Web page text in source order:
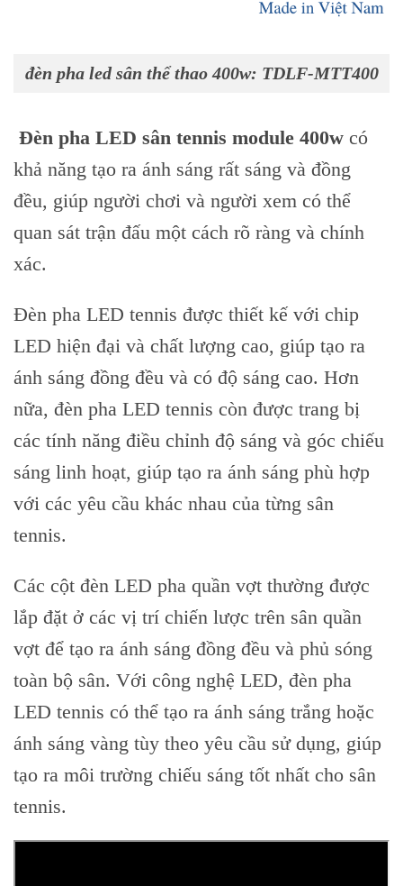
đèn pha led sân thể thao 400w: TDLF-MTT400
Đèn pha LED sân tennis module 400w có
khả năng tạo ra ánh sáng rất sáng và đồng
đều, giúp người chơi và người xem có thể
quan sát trận đấu một cách rõ ràng và chính
xác.
Đèn pha LED tennis được thiết kế với chip
LED hiện đại và chất lượng cao, giúp tạo ra
ánh sáng đồng đều và có độ sáng cao. Hơn
nữa, đèn pha LED tennis còn được trang bị
các tính năng điều chỉnh độ sáng và góc chiếu
sáng linh hoạt, giúp tạo ra ánh sáng phù hợp
với các yêu cầu khác nhau của từng sân
tennis.
Các cột đèn LED pha quần vợt thường được
lắp đặt ở các vị trí chiến lược trên sân quần
vợt để tạo ra ánh sáng đồng đều và phủ sóng
toàn bộ sân. Với công nghệ LED, đèn pha
LED tennis có thể tạo ra ánh sáng trắng hoặc
ánh sáng vàng tùy theo yêu cầu sử dụng, giúp
tạo ra môi trường chiếu sáng tốt nhất cho sân
tennis.